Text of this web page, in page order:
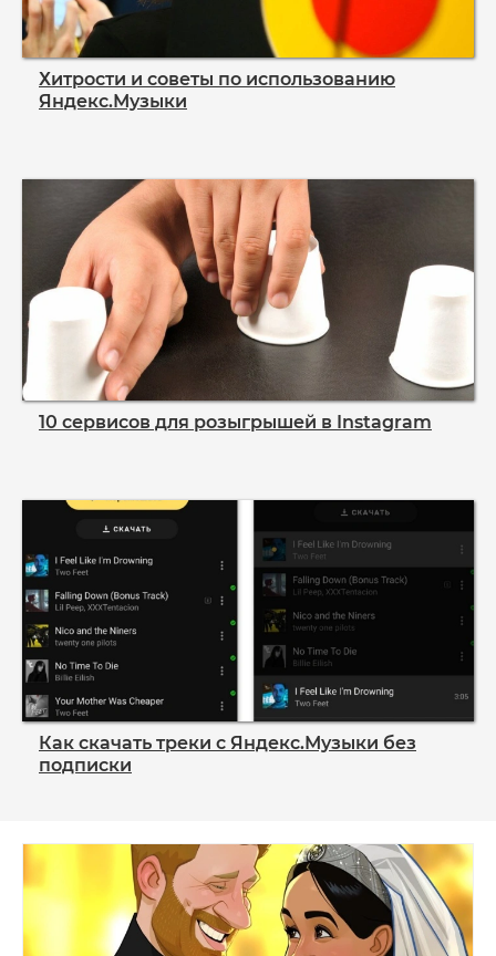
Хитрости и советы по использованию
Яндекс.Музыки
10 сервисов для розыгрышей в Instagram
Как скачать треки с Яндекс.Музыки без
подписки